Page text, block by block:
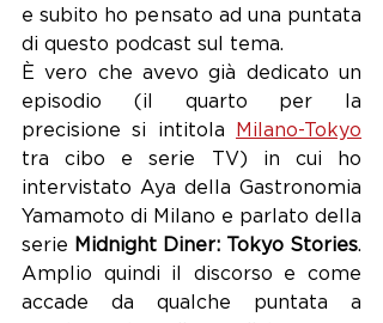
e subito ho pensato ad una puntata
di questo podcast sul tema.
È vero che avevo già dedicato un
episodio (il quarto per la
precisione si intitola
Milano-Tokyo
tra cibo e serie TV) in cui ho
intervistato Aya della Gastronomia
Yamamoto di Milano e parlato della
serie Midnight Diner: Tokyo Stories.
Amplio quindi il discorso e come
accade da qualche puntata a